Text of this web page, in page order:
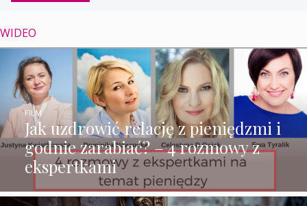
WIDEO
Jak uzdrowić relację z pieniędzmi i
godnie zarabiać? – 4 rozmowy z
ekspertkami
FILM